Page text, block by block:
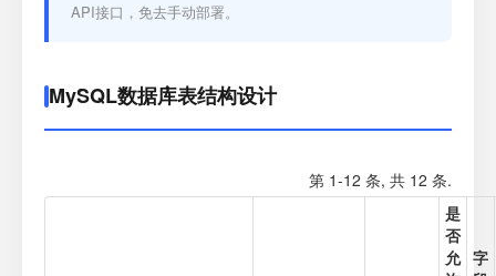
API接口，免去手动部署。
MySQL数据库表结构设计
第 1-12 条, 共 12 条.
是
否
允 字